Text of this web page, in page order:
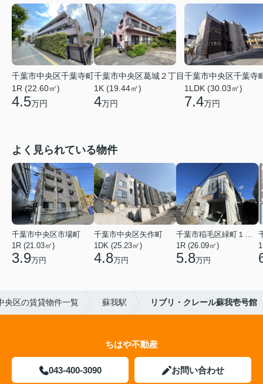
千葉市中央区千葉寺町
1R (22.60㎡)
4.5万円
千葉市中央区葛城２丁目
1K (19.44㎡)
4万円
千葉市中央区千葉寺
1LDK (30.03㎡)
7.4万円
よく見られている物件
千葉市中央区市場町
1R (21.03㎡)
3.9万円
千葉市中央区矢作町
1DK (25.23㎡)
4.8万円
千葉市稲毛区緑町１丁目
1R (26.09㎡)
5.8万円
央区の賃貸物件一覧 蘇我駅 リブリ・クレール蘇我壱号館
ちはや不動産
043-400-3090 お問い合わせ